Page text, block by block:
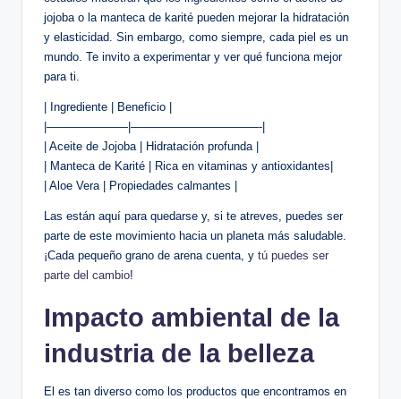
jojoba o la manteca de karité pueden mejorar la hidratación
y elasticidad. Sin embargo, como siempre, cada piel es un
mundo. Te invito a experimentar y ver qué funciona mejor
para ti.
| Ingrediente | Beneficio |
|———————|———————————-|
| Aceite de Jojoba | Hidratación profunda |
| Manteca de Karité | Rica en vitaminas y antioxidantes|
| Aloe Vera | Propiedades calmantes |
Las están aquí para quedarse y, si te atreves, puedes ser
parte de este movimiento hacia un planeta más saludable.
¡Cada pequeño grano de arena cuenta, y tú puedes ser
parte del cambio!
Impacto ambiental de la
industria de la belleza
El es tan diverso como los productos que encontramos en